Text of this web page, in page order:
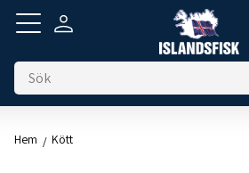
Hem Kött